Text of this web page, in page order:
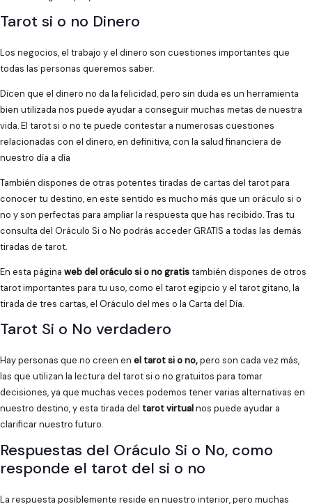
Tarot si o no Dinero
Los negocios, el trabajo y el dinero son cuestiones importantes que
todas las personas queremos saber.
Dicen que el dinero no da la felicidad, pero sin duda es un herramienta
bien utilizada nos puede ayudar a conseguir muchas metas de nuestra
vida. El tarot si o no te puede contestar a numerosas cuestiones
relacionadas con el dinero, en definitiva, con la salud financiera de
nuestro día a día
También dispones de otras potentes tiradas de cartas del tarot para
conocer tu destino, en este sentido es mucho más que un oráculo si o
no y son perfectas para ampliar la respuesta que has recibido. Tras tu
consulta del Oráculo Si o No podrás acceder GRATIS a todas las demás
tiradas de tarot.
En esta página web del oráculo si o no gratistambién dispones de otros
tarot importantes para tu uso, como el tarot egipcio y el tarot gitano, la
tirada de tres cartas, el Oráculo del mes o la Carta del Día.
Tarot Si o No verdadero
Hay personas que no creen en el tarot si o no,pero son cada vez más,
las que utilizan la lectura del tarot si o no gratuitos para tomar
decisiones, ya que muchas veces podemos tener varias alternativas en
nuestro destino, y esta tirada del tarot virtualnos puede ayudar a
clarificar nuestro futuro.
Respuestas del Oráculo Si o No, como
responde el tarot del si o no
La respuesta posiblemente reside en nuestro interior, pero muchas